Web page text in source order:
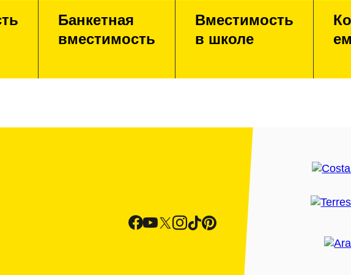
Банкетная
вместимость
Вместимость
в школе